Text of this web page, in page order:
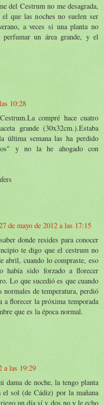
del Cestrum no me desagrada,
que las noches no suelen ser
a veces si una planta no
un área grande, y el
10:28
compré hace cuatro
grande (30x32cm.).Estaba
última semana las ha perdido
y no la he ahogado con
de mayo de 2012 a las 17:15
donde resides para conocer
te digo que el cestrum no
abril, cuando lo compraste, eso
había sido forzado a florecer
Lo que sucedió es que cuando
de temperatura, perdió
a florecer la próxima temporada
que es la época normal.
a las 19:29
dama de noche, la tengo planta
sol (de Cádiz) por la mañana
un día sí y dos no y le echo